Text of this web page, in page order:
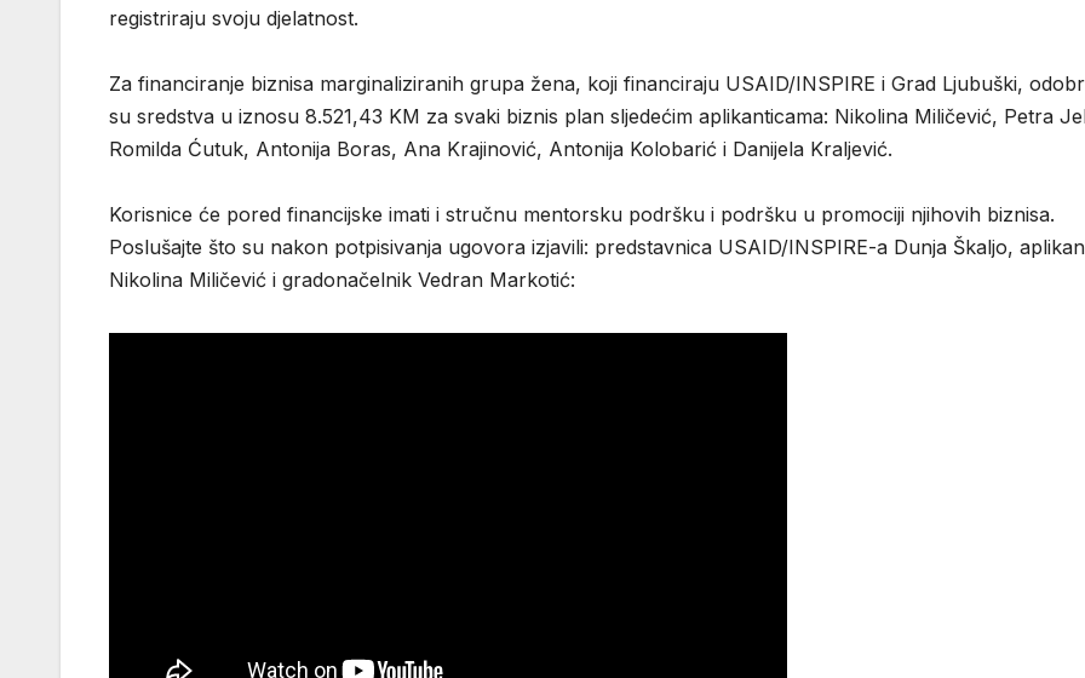
registriraju svoju djelatnost.
Za financiranje biznisa marginaliziranih grupa žena, koji financiraju USAID/INSPIRE i Grad Ljubuški,
su sredstva u iznosu 8.521,43 KM za svaki biznis plan sljedećim aplikanticama: Nikolina Miličević, Petra
Romilda Ćutuk, Antonija Boras, Ana Krajinović, Antonija Kolobarić i Danijela Kraljević.
Korisnice će pored financijske imati i stručnu mentorsku podršku i podršku u promociji njihovih biznisa.
Poslušajte što su nakon potpisivanja ugovora izjavili: predstavnica USAID/INSPIRE-a Dunja Škaljo,
Nikolina Miličević i gradonačelnik Vedran Markotić: